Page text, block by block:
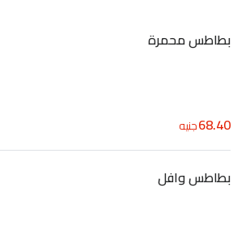
بطاطس محمرة
68.40جنيه
بطاطس وافل